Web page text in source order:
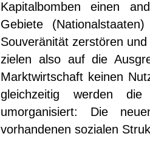
Kapitalbomben einen
Gebiete
Souveränität zerstören
zielen also auf die
Marktwirtschaft keinen
gleichzeitig werden
umorganisiert: Die
vorhandenen sozialen